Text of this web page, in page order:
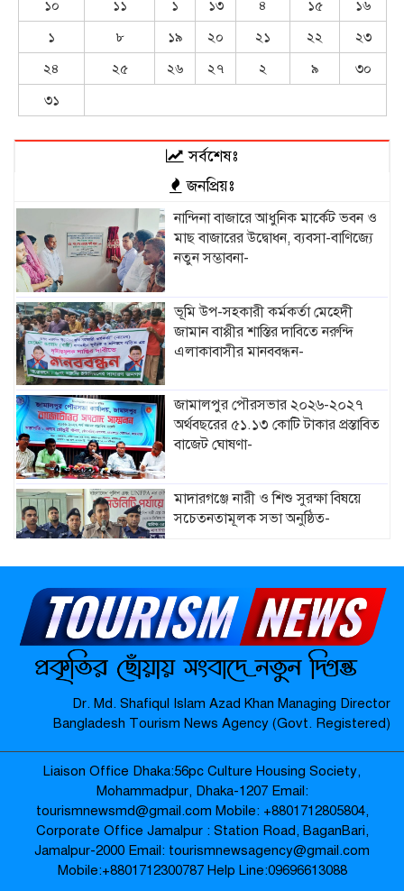
১০
১১ ১ ১৩ ৪ ১৫
১৬
১
৮ ১৯ ২০ ২১ ২২
২৩
২৪
২৫ ২৬ ২৭ ২ ৯
৩০
৩১
সর্বশেষঃ
জনপ্রিয়ঃ
নান্দিনা বাজারে আধুনিক মার্কেট ভবন ও
মাছ বাজারের উদ্বোধন, ব্যবসা-বাণিজ্যে
নতুন সম্ভাবনা-
ভূমি উপ-সহকারী কর্মকর্তা মেহেদী
জামান বাপ্পীর শাস্তির দাবিতে নরুন্দি
এলাকাবাসীর মানববন্ধন-
জামালপুর পৌরসভার ২০২৬-২০২৭
অর্থবছরের ৫১.১৩ কোটি টাকার প্রস্তাবিত
বাজেট ঘোষণা-
মাদারগঞ্জে নারী ও শিশু সুরক্ষা বিষয়ে
সচেতনতামূলক সভা অনুষ্ঠিত-
মাদারগঞ্জে বিএনপির বৃক্ষরোপণ কর্মসূচি
অনুষ্ঠিত-
জামালপুর যৌনপল্লীতে ডিবি পুলিশের
অভিযান: ৬০০ গ্রাম গাঁজা উদ্ধার, নারীসহ
গ্রেপ্তার ৩ –
প্রায় ২৪ ঘণ্টা শূন্যরেখায় থাকার পর উদ্ধার
বৃদ্ধার পরিবারের কাছে হস্তান্তর-
জামালপুরে পুলিশের বিশেষ অভিযান:
Dr. Md. Shafiqul Islam Azad Khan Managing Director
Bangladesh Tourism News Agency (Govt. Registered)
Liaison Office Dhaka:56pc Culture Housing Society,
Mohammadpur, Dhaka-1207 Email:
tourismnewsmd@gmail.com Mobile: ‪+8801712805804‬,
Corporate Office Jamalpur : Station Road, BaganBari,
Jamalpur-2000 Email: tourismnewsagency@gmail.com
Mobile:‪+8801712300787‬ Help Line:09696613088